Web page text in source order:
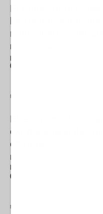
El Defensor del
reforzar su protección
personas continúa generando
07/08/2026
NOTICIAS
El Gobierno de
extraordinaria de
entradas
07/08/2026
NOTICIAS